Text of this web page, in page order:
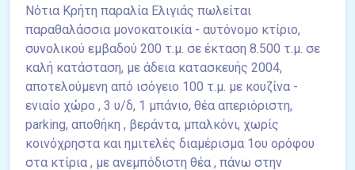
Νότια Κρήτη παραλία Ελιγιάς πωλείται
παραθαλάσσια μονοκατοικία - αυτόνομο κτίριο,
συνολικού εμβαδού 200 τ.μ. σε έκταση 8.500 τ.μ. σε
καλή κατάσταση, με άδεια κατασκευής 2004,
αποτελούμενη από ισόγειο 100 τ.μ. με κουζίνα -
ενιαίο χώρο , 3 υ/δ, 1 μπάνιο, θέα απεριόριστη,
parking, αποθήκη , βεράντα, μπαλκόνι, χωρίς
κοινόχρηστα και ημιτελές διαμέρισμα 1ου ορόφου
στα κτίρια , με ανεμπόδιστη θέα , πάνω στην